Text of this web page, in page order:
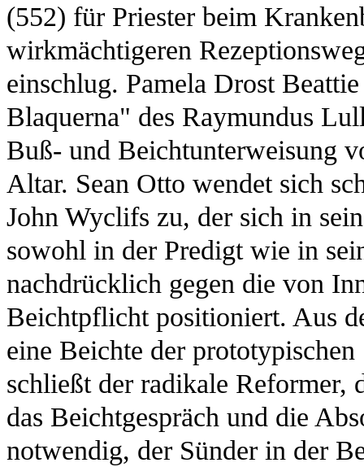
(552) für Priester beim
wirkmächtigeren
einschlug. Pamela Drost
Blaquerna" des Raymundus
Buß- und Beichtunterweisung
Altar. Sean Otto wendet sich
John Wyclifs zu, der sich in
sowohl in der Predigt wie in
nachdrücklich gegen die von
Beichtpflicht positioniert. Aus
eine Beichte der
schließt der radikale Reformer,
das Beichtgespräch und die
notwendig, der Sünder in der